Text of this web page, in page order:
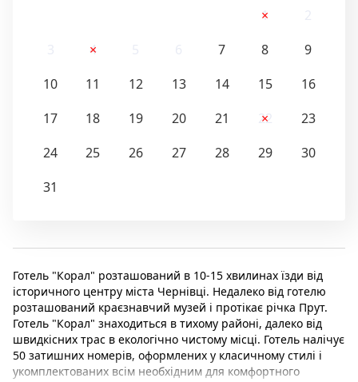
1
4 7 8
9
10
11 12 13 14 15
16
17
18 19 20 21 22
23
24
25 26 27 28 29
30
31
Готель "Корал" розташований в 10-15 хвилинах їзди від
історичного центру міста Чернівці. Недалеко від готелю
розташований краєзнавчий музей і протікає річка Прут.
Готель "Корал" знаходиться в тихому районі, далеко від
швидкісних трас в екологічно чистому місці. Готель налічує
50 затишних номерів, оформлених у класичному стилі і
укомплектованих всім необхідним для комфортного